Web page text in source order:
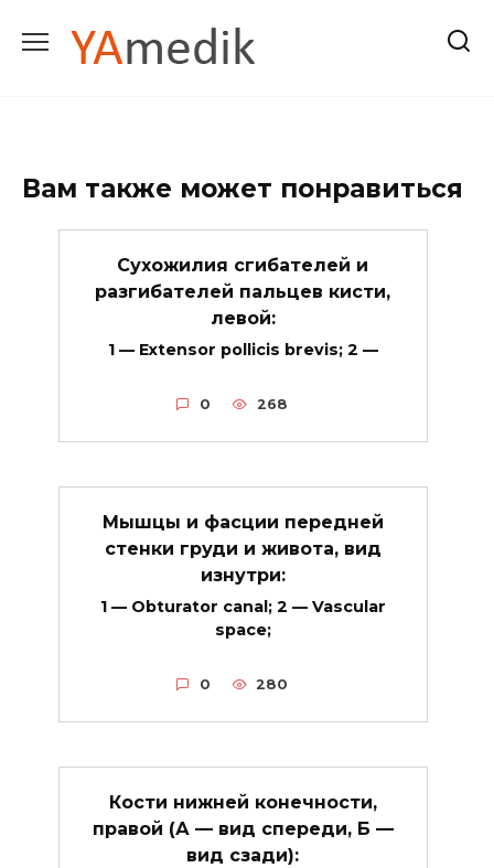
содержанию
Вам также может понравиться
Сухожилия сгибателей и
разгибателей пальцев кисти,
левой:
1 — Extensor pollicis brevis; 2 —
0 268
Мышцы и фасции передней
стенки груди и живота, вид
изнутри:
1 — Obturator canal; 2 — Vascular
space;
0 280
Кости нижней конечности,
правой (А — вид спереди, Б —
вид сзади):